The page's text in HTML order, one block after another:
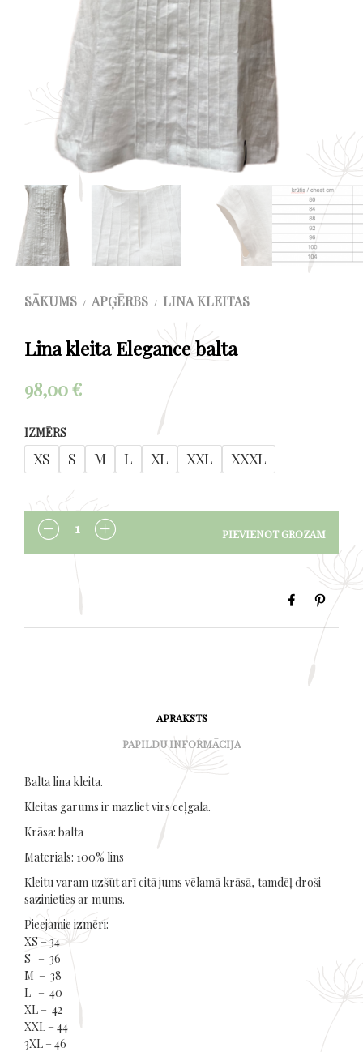
SĀKUMS / APĢĒRBS / LINA KLEITAS
Lina kleita Elegance balta
98,00€
IZMĒRS
XS S M L XL XXL XXXL
DAUDZUMS PIEVIENOT GROZAM
APRAKSTS
PAPILDU INFORMĀCIJA
Balta lina kleita.
Kleitas garums ir mazliet virs ceļgala.
Krāsa: balta
Materiāls: 100% lins
Kleitu varam uzšūt arī citā jums vēlamā krāsā, tamdēļ droši
sazinieties ar mums.
Pieejamie izmēri:
XS – 34
S – 36
M – 38
L – 40
XL – 42
XXL – 44
3XL – 46